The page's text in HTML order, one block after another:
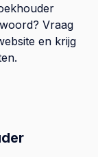
Vraag
en krijg